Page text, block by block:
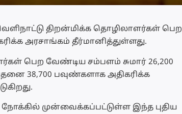
திறன்மிக்க தொழிலாளர்கள் பெற
அரசாங்கம் தீர்மானித்துள்ளது.
பெற வேண்டிய சம்பளம் சுமார் 26,200
38,700 பவுண்களாக அதிகரிக்க
முன்வைக்கப்பட்டுள்ள இந்த புதிய